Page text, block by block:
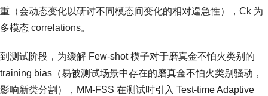
重（会动态变化以研讨不同模态间变化的相对遑急性），Ck 为
多模态 correlations。
到测试阶段，为缓解 Few-shot 模子对于磨真金不怕火类别的
training bias（易被测试场景中存在的磨真金不怕火类别骚动，
影响新类分割），MM-FSS 在测试时引入 Test-time Adaptive